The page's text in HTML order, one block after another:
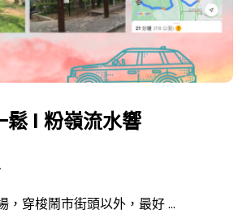
l 粉嶺流水響
，穿梭鬧市街頭以外，最好 ...